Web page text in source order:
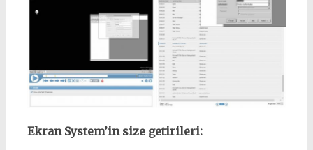
Ekran System’in size getirileri: